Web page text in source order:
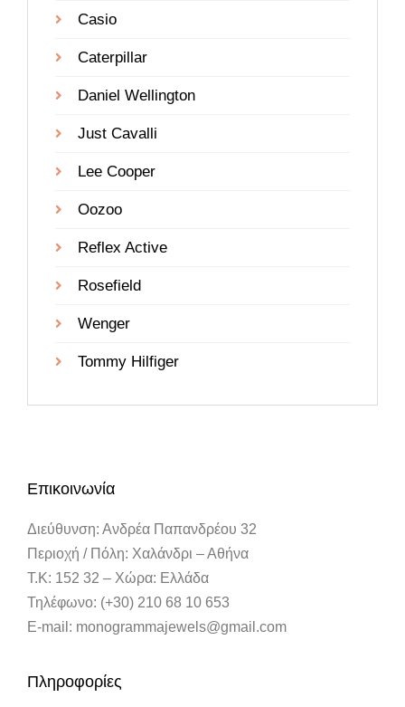
Casio
Caterpillar
Daniel Wellington
Just Cavalli
Lee Cooper
Oozoo
Reflex Active
Rosefield
Wenger
Tommy Hilfiger
Επικοινωνία
Διεύθυνση: Ανδρέα Παπανδρέου 32
Περιοχή / Πόλη: Χαλάνδρι – Αθήνα
Τ.Κ: 152 32 – Χώρα: Ελλάδα
Τηλέφωνο: (+30) 210 68 10 653
E-mail: monogrammajewels@gmail.com
Πληροφορίες